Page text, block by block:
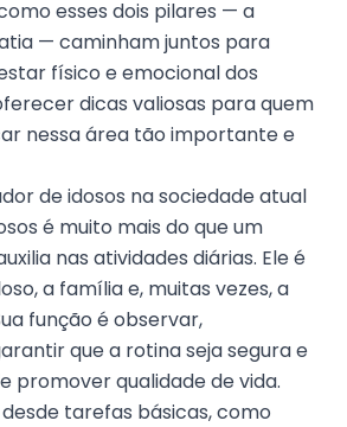
esses dois pilares — a
— caminham juntos para
físico e emocional dos
dicas valiosas para quem
nessa área tão importante e
de idosos na sociedade atual
é muito mais do que um
nas atividades diárias. Ele é
a família e, muitas vezes, a
função é observar,
que a rotina seja segura e
promover qualidade de vida.
tarefas básicas, como